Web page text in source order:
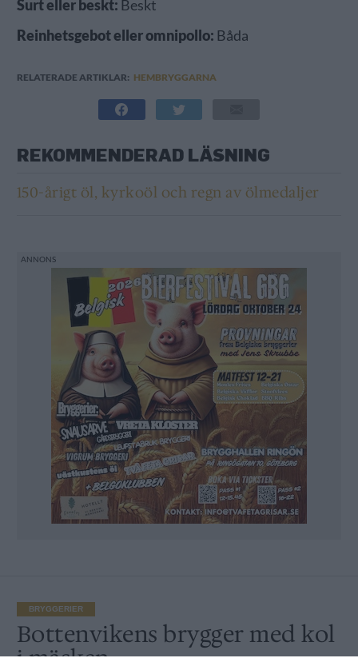
Surt eller beskt: Beskt
Reinhetsgebot eller omnipollo: Båda
RELATERADE ARTIKLAR: HEMBRYGGARNA
REKOMMENDERAD LÄSNING
150-årigt öl, kyrkoöl och regn av ölmedaljer
BRYGGERIER
Bottenvikens brygger med kol
i mäsken